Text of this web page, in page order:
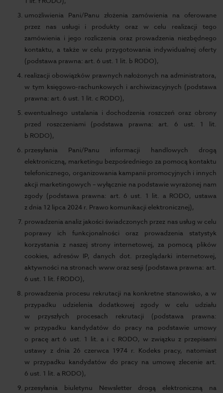
umożliwienia Pani/Panu złożenia zamówienia na oferowane
przez nas usługi i produkty oraz w celu realizacji tego
zamówienia i jego rozliczenia oraz prowadzenia niezbędnego
kontaktu, a także w celu przygotowania indywidualnej oferty
(podstawa prawna: art. 6 ust. 1 lit. b RODO),
realizacji obowiązków prawnych nałożonych na administratora,
w tym księgowo-rachunkowych i archiwizacyjnych (podstawa
prawna: art. 6 ust. 1 lit. c RODO),
ewentualnego ustalania i dochodzenia roszczeń oraz obrony
przed roszczeniami (podstawa prawna: art. 6 ust. 1 lit.
b RODO),
przesyłania Pani/Panu informacji handlowych drogą
elektroniczną, marketingu bezpośredniego za pomocą kontaktu
telefonicznego, organizowania kampanii promocyjnych i innych
akcji marketingowych – wyłącznie na podstawie wyrażonej nam
zgody (podstawa prawna: art. 6 ust. 1 lit. a RODO, ustawa
z dnia 12 lipca 2024 r. Prawo komunikacji elektronicznej),
prowadzenia analiz jakości świadczonych przez nas usług w celu
poprawy ich funkcjonalności oraz prowadzenia statystyk
korzystania z naszej strony internetowej, za pomocą plików
cookies, adresów IP, danych dot. przeglądarki internetowej,
aktywności na stronach www oraz sesji (podstawa prawna: art.
6 ust. 1 lit. f RODO),
prowadzenia procesu rekrutacji na konkretne stanowisko, a w
przypadku udzielenia dodatkowej zgody w celu udziału
w przyszłych procesach rekrutacji (podstawa prawna:
w przypadku kandydatów do pracy na podstawie umowy
o pracę art 6 ust. 1 lit. a i c RODO, w związku z przepisami
ustawy z dnia 26 czerwca 1974 r. Kodeks pracy, natomiast
w przypadku kandydatów do pracy na umowę zlecenie art.
6 ust. 1 lit. a RODO),
przesyłania biuletynu Newsletter drogą elektroniczną na